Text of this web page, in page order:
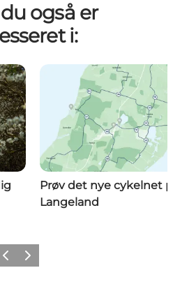
også er
i:
Prøv det nye cykelnet
Langeland
ForrigeNæste